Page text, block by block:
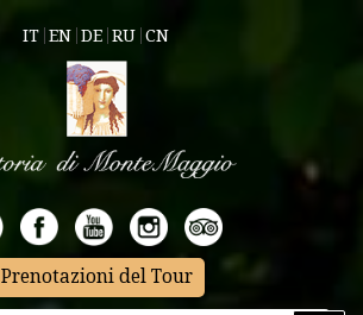
IT EN DE RU CN
Prenotazioni del Tour